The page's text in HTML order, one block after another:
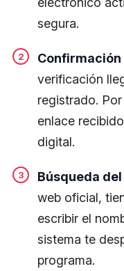
segura.
Confirmación
verificación
registrado.
enlace
digital.
Búsqueda
web oficial,
escribir el
sistema te
programa.